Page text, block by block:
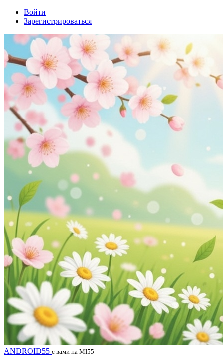
Войти
Зарегистрироваться
ANDROID55 с вами на MI55